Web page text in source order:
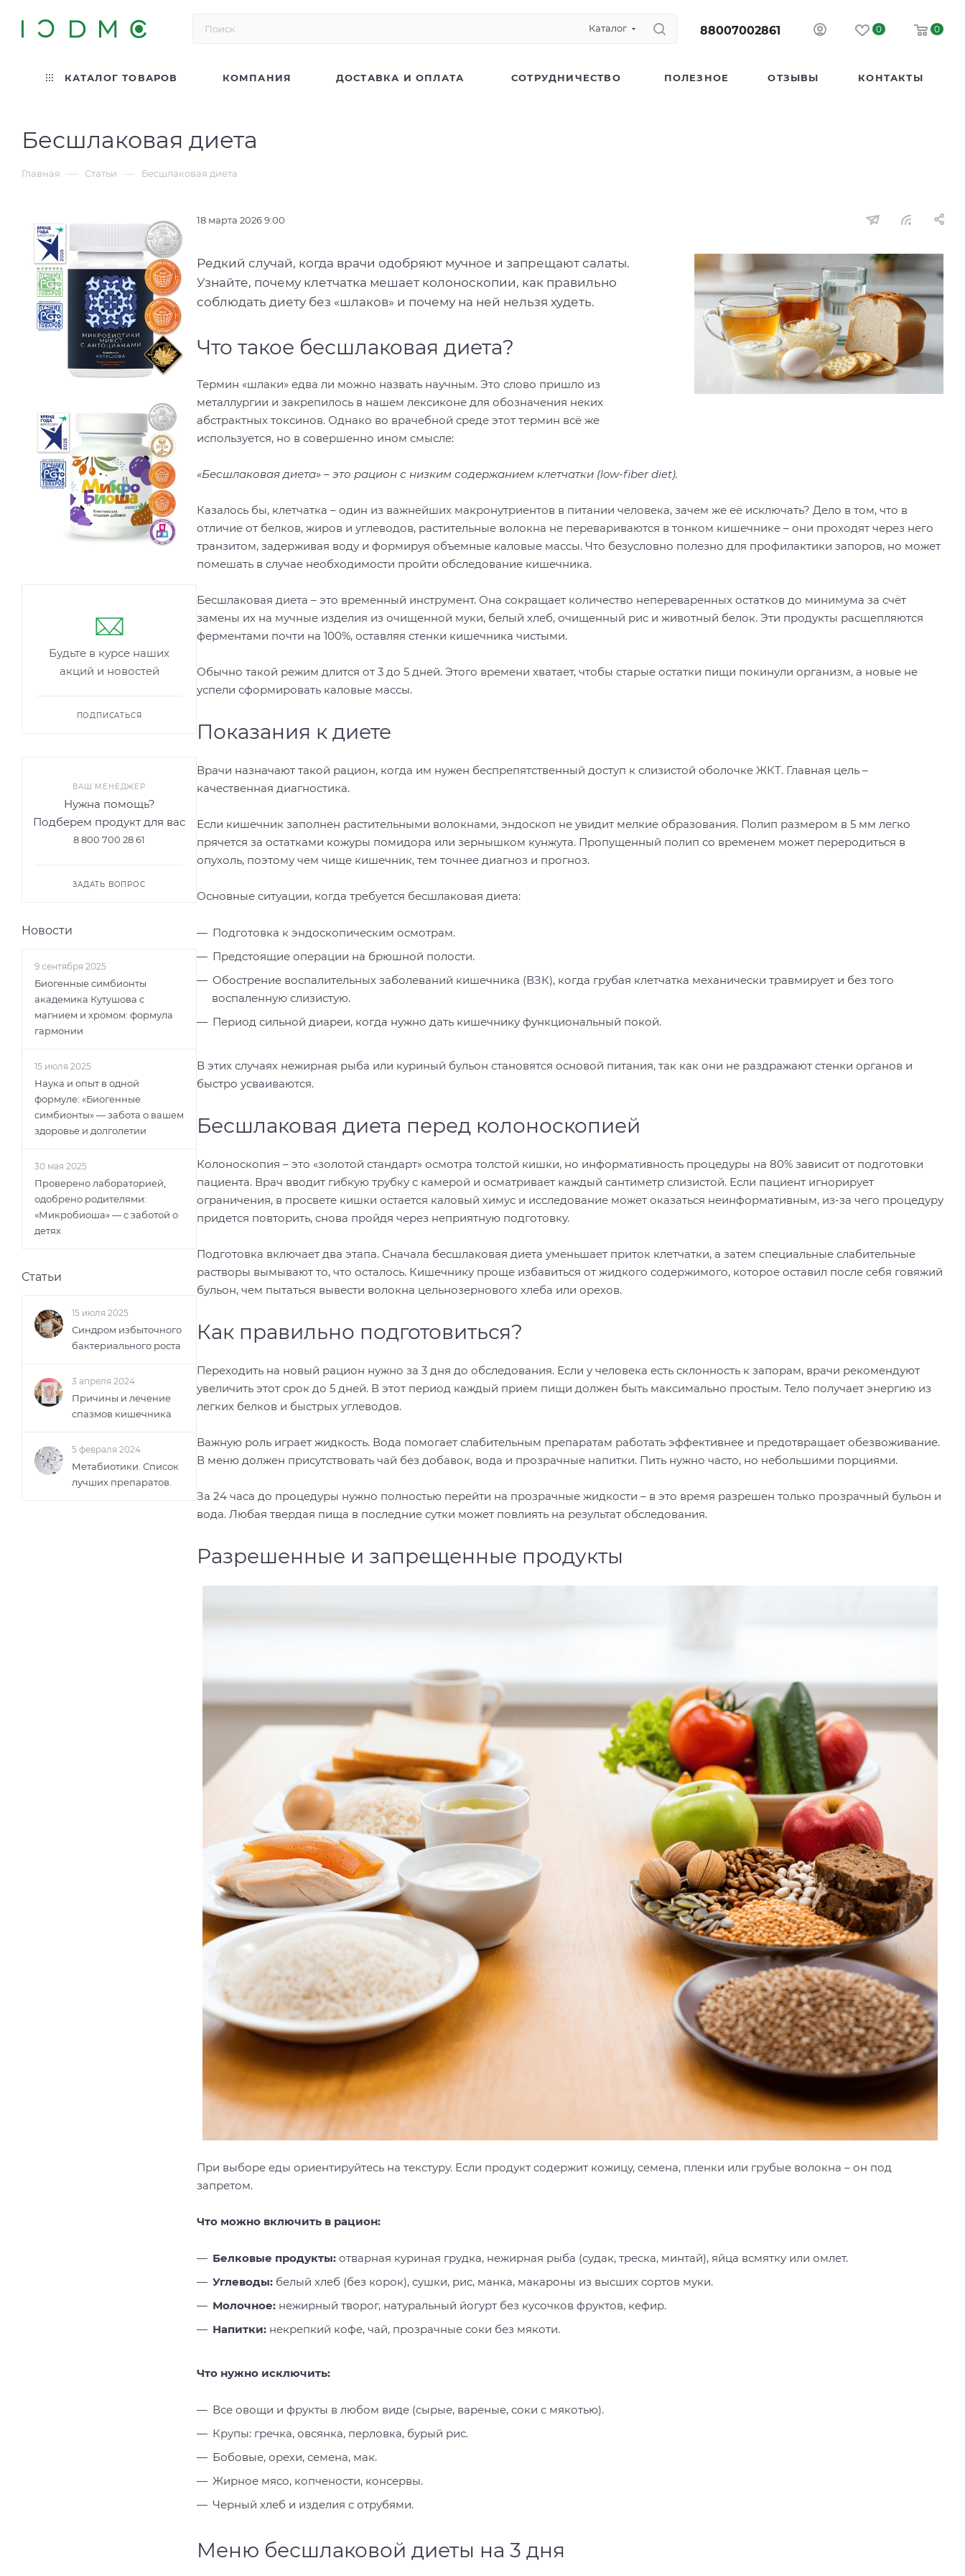
Каталог 88007002861 0 0
КАТАЛОГ ТОВАРОВ КОМПАНИЯ ДОСТАВКА И ОПЛАТА СОТРУДНИЧЕСТВО ПОЛЕЗНОЕ ОТЗЫВЫ КОНТАКТЫ
Бесшлаковая диета
Главная — Статьи — Бесшлаковая диета
18 марта 2026 9:00
Редкий случай, когда врачи одобряют мучное и запрещают салаты.
Узнайте, почему клетчатка мешает колоноскопии, как правильно
соблюдать диету без «шлаков» и почему на ней нельзя худеть.
Что такое бесшлаковая диета?
Термин «шлаки» едва ли можно назвать научным. Это слово пришло из
металлургии и закрепилось в нашем лексиконе для обозначения неких
абстрактных токсинов. Однако во врачебной среде этот термин всё же
используется, но в совершенно ином смысле:
«Бесшлаковая диета» – это рацион с низким содержанием клетчатки (low-fiber diet).
Казалось бы, клетчатка – один из важнейших макронутриентов в питании человека, зачем же её исключать? Дело в том, что в
отличие от белков, жиров и углеводов, растительные волокна не перевариваются в тонком кишечнике – они проходят через него
транзитом, задерживая воду и формируя объемные каловые массы. Что безусловно полезно для профилактики запоров, но может
помешать в случае необходимости пройти обследование кишечника.
Бесшлаковая диета – это временный инструмент. Она сокращает количество непереваренных остатков до минимума за счёт
замены их на мучные изделия из очищенной муки, белый хлеб, очищенный рис и животный белок. Эти продукты расщепляются
ферментами почти на 100%, оставляя стенки кишечника чистыми.
Обычно такой режим длится от 3 до 5 дней. Этого времени хватает, чтобы старые остатки пищи покинули организм, а новые не
успели сформировать каловые массы.
Показания к диете
Врачи назначают такой рацион, когда им нужен беспрепятственный доступ к слизистой оболочке ЖКТ. Главная цель –
качественная диагностика.
Если кишечник заполнен растительными волокнами, эндоскоп не увидит мелкие образования. Полип размером в 5 мм легко
прячется за остатками кожуры помидора или зернышком кунжута. Пропущенный полип со временем может переродиться в
опухоль, поэтому чем чище кишечник, тем точнее диагноз и прогноз.
Основные ситуации, когда требуется бесшлаковая диета:
Подготовка к эндоскопическим осмотрам.
Предстоящие операции на брюшной полости.
Обострение воспалительных заболеваний кишечника (ВЗК), когда грубая клетчатка механически травмирует и без того
воспаленную слизистую.
Период сильной диареи, когда нужно дать кишечнику функциональный покой.
В этих случаях нежирная рыба или куриный бульон становятся основой питания, так как они не раздражают стенки органов и
быстро усваиваются.
Бесшлаковая диета перед колоноскопией
Колоноскопия – это «золотой стандарт» осмотра толстой кишки, но информативность процедуры на 80% зависит от подготовки
пациента. Врач вводит гибкую трубку с камерой и осматривает каждый сантиметр слизистой. Если пациент игнорирует
ограничения, в просвете кишки остается каловый химус и исследование может оказаться неинформативным, из-за чего процедуру
придется повторить, снова пройдя через неприятную подготовку.
Подготовка включает два этапа. Сначала бесшлаковая диета уменьшает приток клетчатки, а затем специальные слабительные
растворы вымывают то, что осталось. Кишечнику проще избавиться от жидкого содержимого, которое оставил после себя говяжий
бульон, чем пытаться вывести волокна цельнозернового хлеба или орехов.
Как правильно подготовиться?
Переходить на новый рацион нужно за 3 дня до обследования. Если у человека есть склонность к запорам, врачи рекомендуют
увеличить этот срок до 5 дней. В этот период каждый прием пищи должен быть максимально простым. Тело получает энергию из
легких белков и быстрых углеводов.
Важную роль играет жидкость. Вода помогает слабительным препаратам работать эффективнее и предотвращает обезвоживание.
В меню должен присутствовать чай без добавок, вода и прозрачные напитки. Пить нужно часто, но небольшими порциями.
За 24 часа до процедуры нужно полностью перейти на прозрачные жидкости – в это время разрешен только прозрачный бульон и
вода. Любая твердая пища в последние сутки может повлиять на результат обследования.
Разрешенные и запрещенные продукты
При выборе еды ориентируйтесь на текстуру. Если продукт содержит кожицу, семена, пленки или грубые волокна – он под
запретом.
Что можно включить в рацион:
Белковые продукты: отварная куриная грудка, нежирная рыба (судак, треска, минтай), яйца всмятку или омлет.
Углеводы: белый хлеб (без корок), сушки, рис, манка, макароны из высших сортов муки.
Молочное: нежирный творог, натуральный йогурт без кусочков фруктов, кефир.
Напитки: некрепкий кофе, чай, прозрачные соки без мякоти.
Что нужно исключить:
Все овощи и фрукты в любом виде (сырые, вареные, соки с мякотью).
Крупы: гречка, овсянка, перловка, бурый рис.
Бобовые, орехи, семена, мак.
Жирное мясо, копчености, консервы.
Черный хлеб и изделия с отрубями.
Меню бесшлаковой диеты на 3 дня
Будьте в курсе наших
акций и новостей
ПОДПИСАТЬСЯ
ВАШ МЕНЕДЖЕР
Нужна помощь?
Подберем продукт для вас
8 800 700 28 61
ЗАДАТЬ ВОПРОС
Новости
9 сентября 2025
Биогенные симбионты
академика Кутушова с
магнием и хромом: формула
гармонии
15 июля 2025
Наука и опыт в одной
формуле: «Биогенные
симбионты» — забота о вашем
здоровье и долголетии
30 мая 2025
Проверено лабораторией,
одобрено родителями:
«Микробиоша» — с заботой о
детях
Статьи
15 июля 2025
Синдром избыточного
бактериального роста
3 апреля 2024
Причины и лечение
спазмов кишечника
5 февраля 2024
Метабиотики. Список
лучших препаратов.